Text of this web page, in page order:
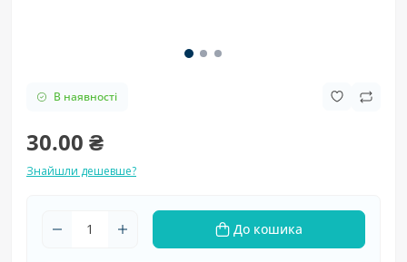
В наявності
30.00 ₴
Знайшли дешевше?
До кошика